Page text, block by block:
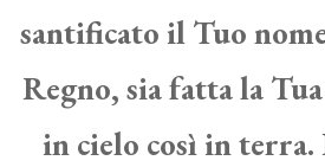
santificato il Tuo
Regno, sia fatta la
in cielo così in